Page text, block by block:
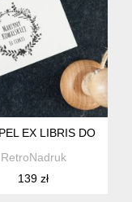
SNÓW - ZESTAW
EX LIBRIS DO
RetroNadruk
139 zł